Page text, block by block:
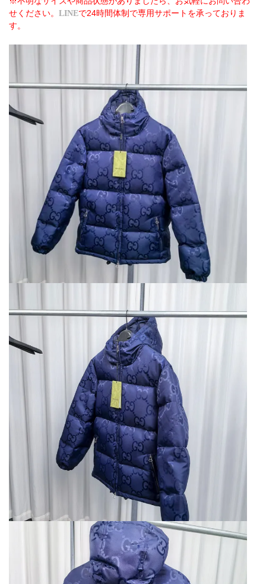
せください。 LINEで24時間体制で専用サポートを承っておりま
す。